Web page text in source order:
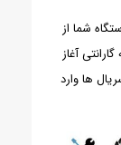
شما از
آغاز
ها وارد